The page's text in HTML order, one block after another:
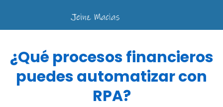
¿Qué procesos financieros
puedes automatizar con
RPA?